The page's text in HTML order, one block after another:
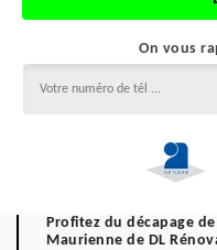
On vous
Profitez du décapage
Maurienne de DL